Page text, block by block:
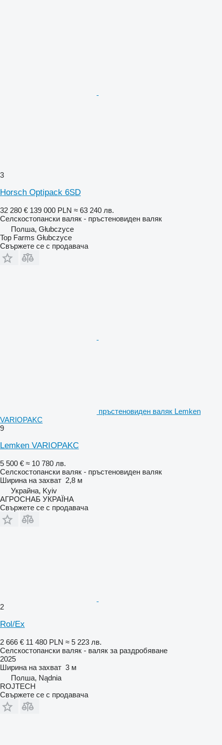
3
Horsch Optipack 6SD
32 280 € 139 000 PLN ≈ 63 240 лв.
Селскостопански валяк - пръстеновиден валяк
Полша, Głubczyce
Top Farms Głubczyce
Свържете се с продавача
пръстеновиден валяк Lemken
VARIOPAKC
9
Lemken VARIOPAKC
5 500 € ≈ 10 780 лв.
Селскостопански валяк - пръстеновиден валяк
Ширина на захват 2,8 м
Украйна, Kyiv
АГРОСНАБ УКРАЇНА
Свържете се с продавача
2
Rol/Ex
2 666 € 11 480 PLN ≈ 5 223 лв.
Селскостопански валяк - валяк за раздробяване
2025
Ширина на захват 3 м
Полша, Nądnia
ROJTECH
Свържете се с продавача